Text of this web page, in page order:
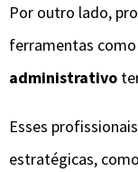
Por outro lado,
ferramentas
administrativo
Esses
estratégicas,